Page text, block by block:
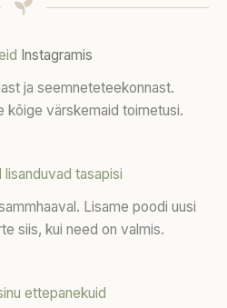
Instagramis
ja seemneteteekonnast.
kõige värskemaid toimetusi.
lisanduvad tasapisi
Lisame poodi uusi
siis, kui need on valmis.
ettepanekuid